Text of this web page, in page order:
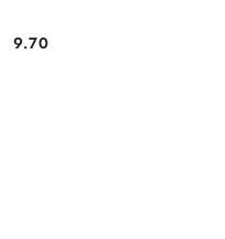
Cena:
9.70